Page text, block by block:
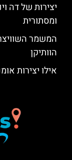
יצירות של דה
ומסתורית
המשמר
הוותיקן
אילו יצירות